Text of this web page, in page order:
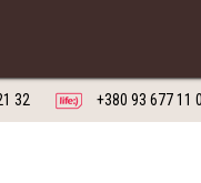
32 +380 93 677 11